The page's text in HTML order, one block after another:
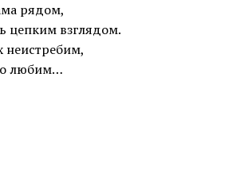
рядом,
цепким взглядом.
неистребим,
любим…